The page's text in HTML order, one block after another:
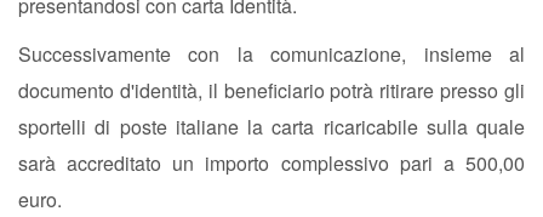
Successivamente con la comunicazione, insieme al
documento d'identità, il beneficiario potrà ritirare presso gli
sportelli di poste italiane la carta ricaricabile sulla quale
sarà accreditato un importo complessivo pari a 500,00
euro.